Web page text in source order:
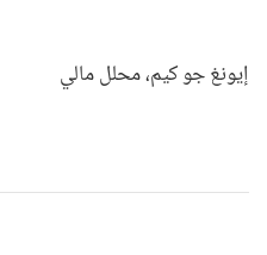
إيونغ جو كيم، محلل مالي